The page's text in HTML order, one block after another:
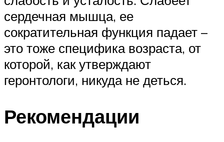
сердечная мышца, ее
сократительная функция падает –
это тоже специфика возраста, от
которой, как утверждают
геронтологи, никуда не деться.
Рекомендации